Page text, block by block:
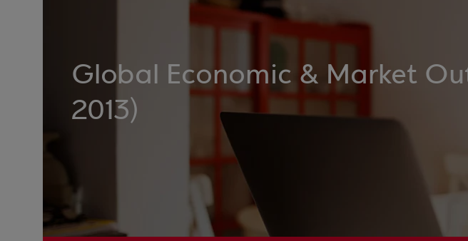
Global Economic & Market
2013)